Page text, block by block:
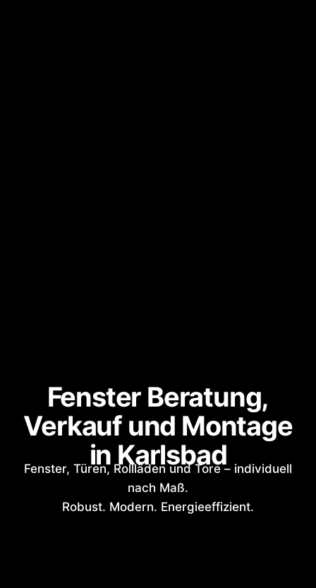
Fenster Beratung,
Verkauf und Montage
in Karlsbad
Fenster, Türen, Rollläden und Tore – individuell
nach Maß.
Robust. Modern. Energieeffizient.